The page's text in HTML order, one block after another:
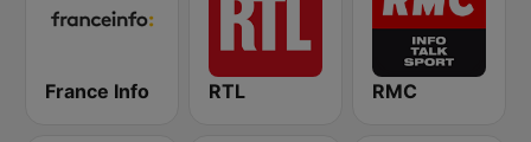
France Info RTL RMC